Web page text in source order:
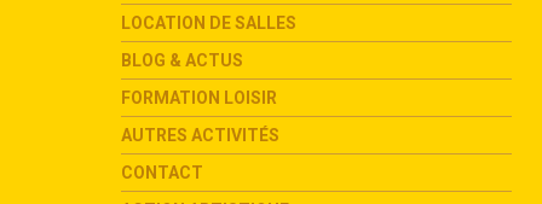
LOCATION DE SALLES
BLOG & ACTUS
FORMATION LOISIR
AUTRES ACTIVITÉS
CONTACT